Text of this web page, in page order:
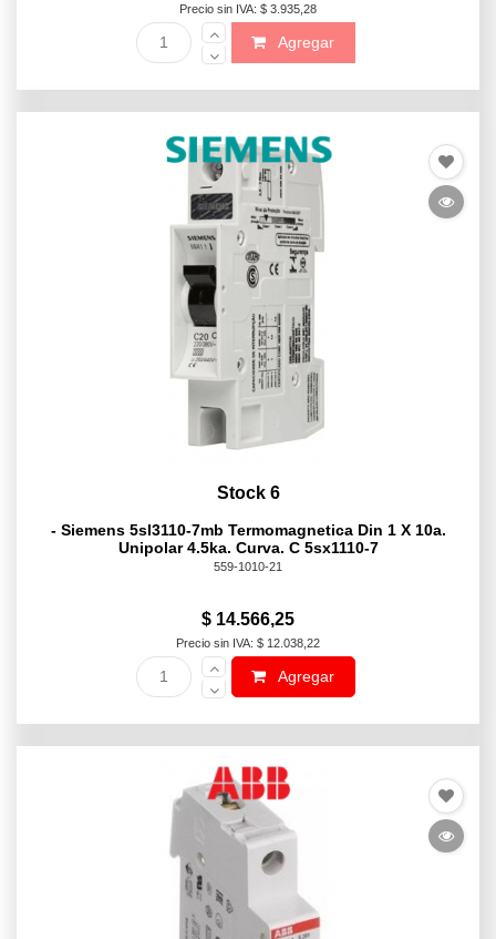
Precio sin IVA: $ 3.935,28
Agregar
Stock 6
- Siemens 5sl3110-7mb Termomagnetica Din 1 X 10a.
Unipolar 4.5ka. Curva. C 5sx1110-7
559-1010-21
$ 14.566,25
Precio sin IVA: $ 12.038,22
Agregar